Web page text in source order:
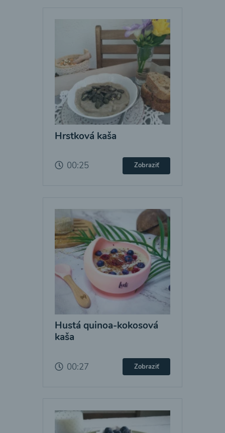
Hrstková kaša
00:25 Zobraziť
Hustá quinoa-kokosová
kaša
00:27 Zobraziť